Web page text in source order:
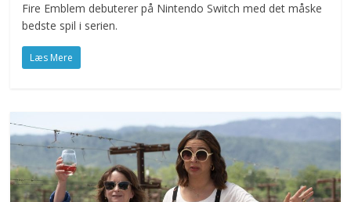
Fire Emblem debuterer på Nintendo Switch med det måske
bedste spil i serien.
Læs Mere